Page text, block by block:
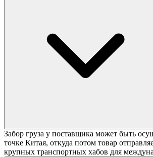
Забор груза у поставщика может быть
точке Китая, откуда потом товар
крупных транспортных хабов для